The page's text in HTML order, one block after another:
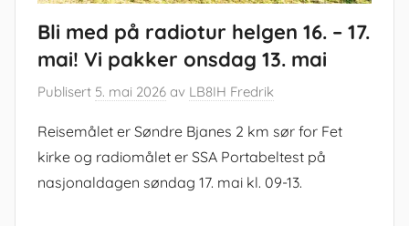
Bli med på radiotur helgen 16. – 17.
mai! Vi pakker onsdag 13. mai
Publisert 5. mai 2026 av LB8IH Fredrik
Reisemålet er Søndre Bjanes 2 km sør for Fet
kirke og radiomålet er SSA Portabeltest på
nasjonaldagen søndag 17. mai kl. 09-13.